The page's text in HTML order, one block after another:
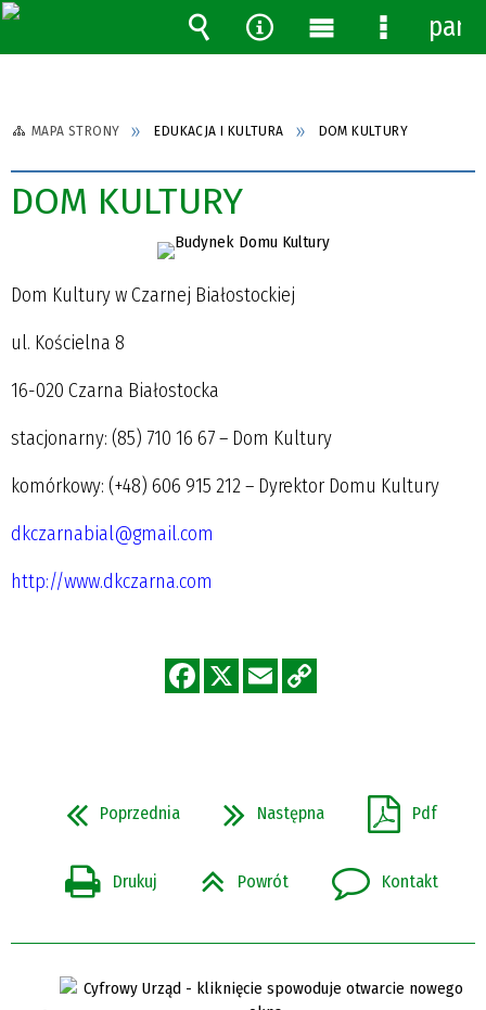
MAPA STRONY EDUKACJA I KULTURA DOM KULTURY
DOM KULTURY
Dom Kultury w Czarnej Białostockiej
ul. Kościelna 8
16-020 Czarna Białostocka
stacjonarny: (85) 710 16 67 – Dom Kultury
komórkowy: (+48) 606 915 212 – Dyrektor Domu Kultury
dkczarnabial@gmail.com
http://www.dkczarna.com
Poprzednia Następna Pdf
Drukuj Powrót Kontakt
Wyszukiwarka
Narzędzia
MenuMenu